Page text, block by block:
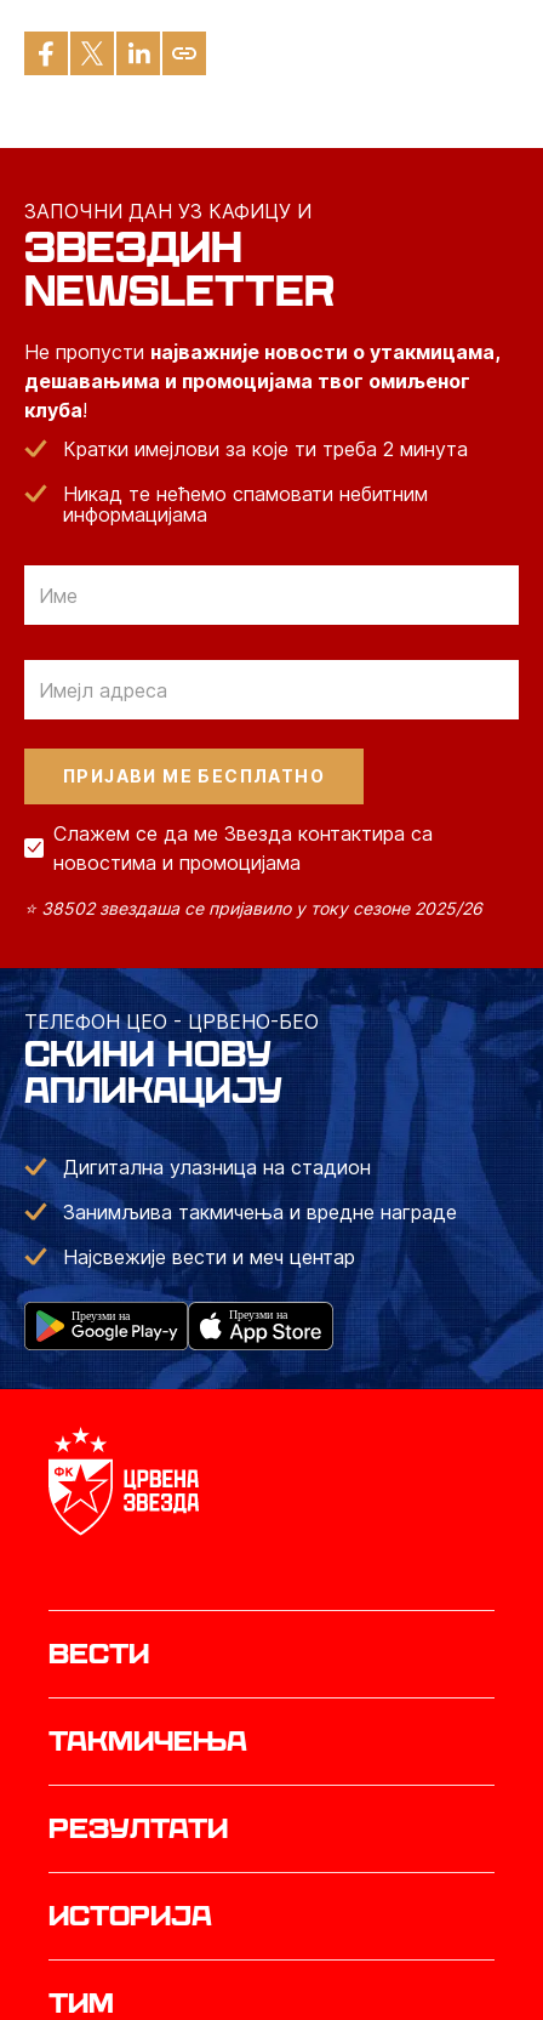
ЗАПОЧНИ ДАН УЗ КАФИЦУ И
ЗВЕЗДИН
NEWSLETTER
Не пропусти најважније новости о утакмицама,
дешавањима и промоцијама твог омиљеног
клуба!
Кратки имејлови за које ти треба 2 минута
Никад те нећемо спамовати небитним
информацијама
Слажем се да ме Звезда контактира са
новостима и промоцијама
⭐ 38502 звездаша се пријавило у току сезоне 2025/26
ТЕЛЕФОН ЦЕО - ЦРВЕНО-БЕО
СКИНИ НОВУ
АПЛИКАЦИЈУ
Дигитална улазница на стадион
Занимљива такмичења и вредне награде
Најсвежије вести и меч центар
Вести
Такмичења
резултати
историја
ТИМ